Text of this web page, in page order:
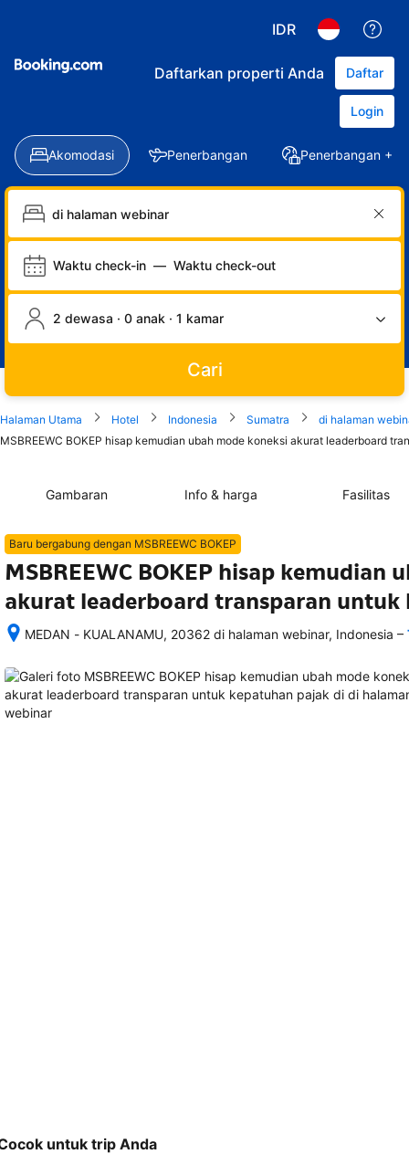
IDR
Daftarkan properti Anda Daftar
Login
Akomodasi Penerbangan Penerbangan +
Waktu check-in — Waktu check-out
2 dewasa · 0 anak · 1 kamar
Cari
Halaman Utama Hotel Indonesia Sumatra
di halaman
MSBREEWC BOKEP hisap kemudian ubah mode koneksi akurat leaderboard
Gambaran Info & harga Fasilitas
Baru bergabung dengan MSBREEWC BOKEP
MSBREEWC BOKEP hisap kemudian
akurat leaderboard transparan untuk
MEDAN - KUALANAMU, 20362 di halaman webinar, Indonesia
memesan,
semua
rincian
–
untuk trip Anda